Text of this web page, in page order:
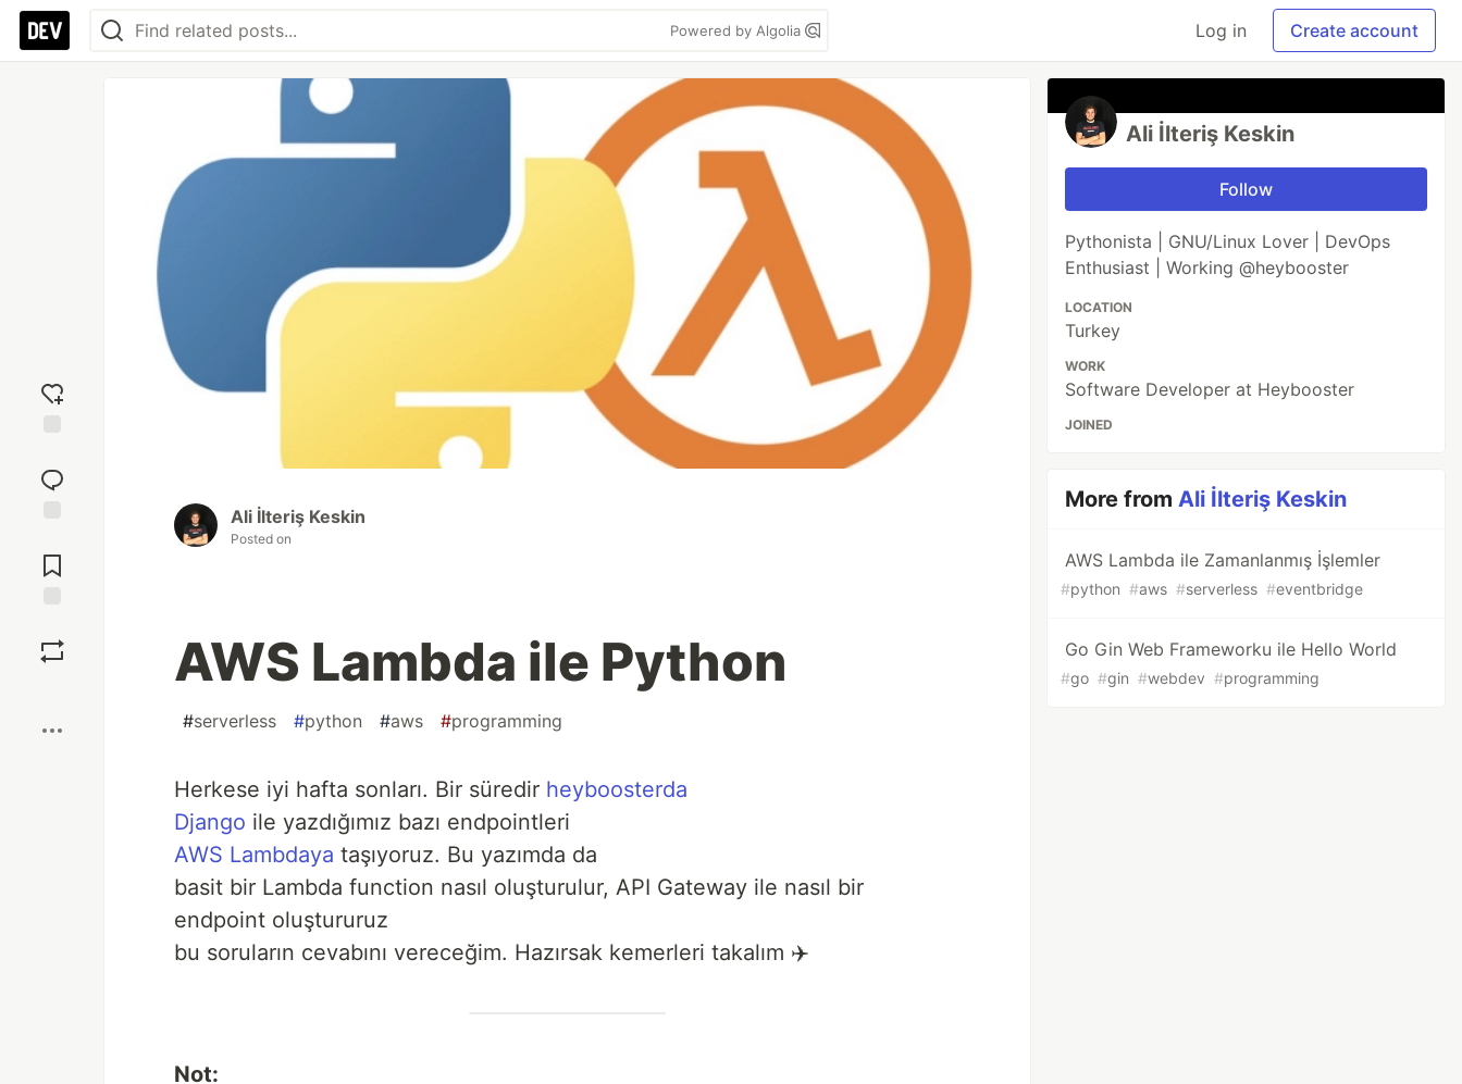
Powered by Algolia Log in Create account
reaction
Comments
Ali İlteriş Keskin
Posted on
AWS Lambda ile Python
#serverless #python #aws #programming
Herkese iyi hafta sonları. Bir süredir heyboosterda
Django ile yazdığımız bazı endpointleri
AWS Lambdaya taşıyoruz. Bu yazımda da
basit bir Lambda function nasıl oluşturulur, API Gateway ile nasıl bir
endpoint oluştururuz
bu soruların cevabını vereceğim. Hazırsak kemerleri takalım ✈️
Not:
Ali İlteriş Keskin
Follow
Pythonista | GNU/Linux Lover | DevOps
Enthusiast | Working @heybooster
LOCATION
Turkey
WORK
Software Developer at Heybooster
JOINED
More fromAli İlteriş Keskin
AWS Lambda ile Zamanlanmış İşlemler
#python #aws #serverless #eventbridge
Go Gin Web Frameworku ile Hello World
#go #gin #webdev #programming